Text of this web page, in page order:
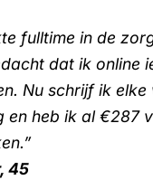
fulltime in de
dat ik online
Nu schrijf ik elke
en heb ik al €287
45